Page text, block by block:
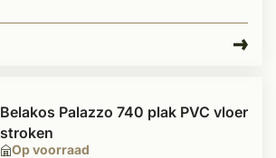
Op voorraad
Belakos Palazzo 740 plak PVC vloer
stroken